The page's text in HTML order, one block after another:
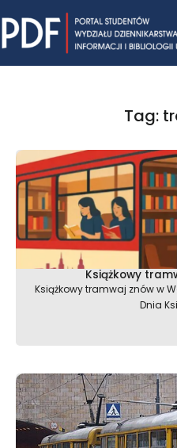
to
content
Tag:
Książkowy
Książkowy tramwaj znów w
Dnia